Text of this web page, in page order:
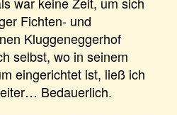
Fichten- und
Kluggeneggerhof
selbst, wo in seinem
eingerichtet ist, ließ ich
Bedauerlich.